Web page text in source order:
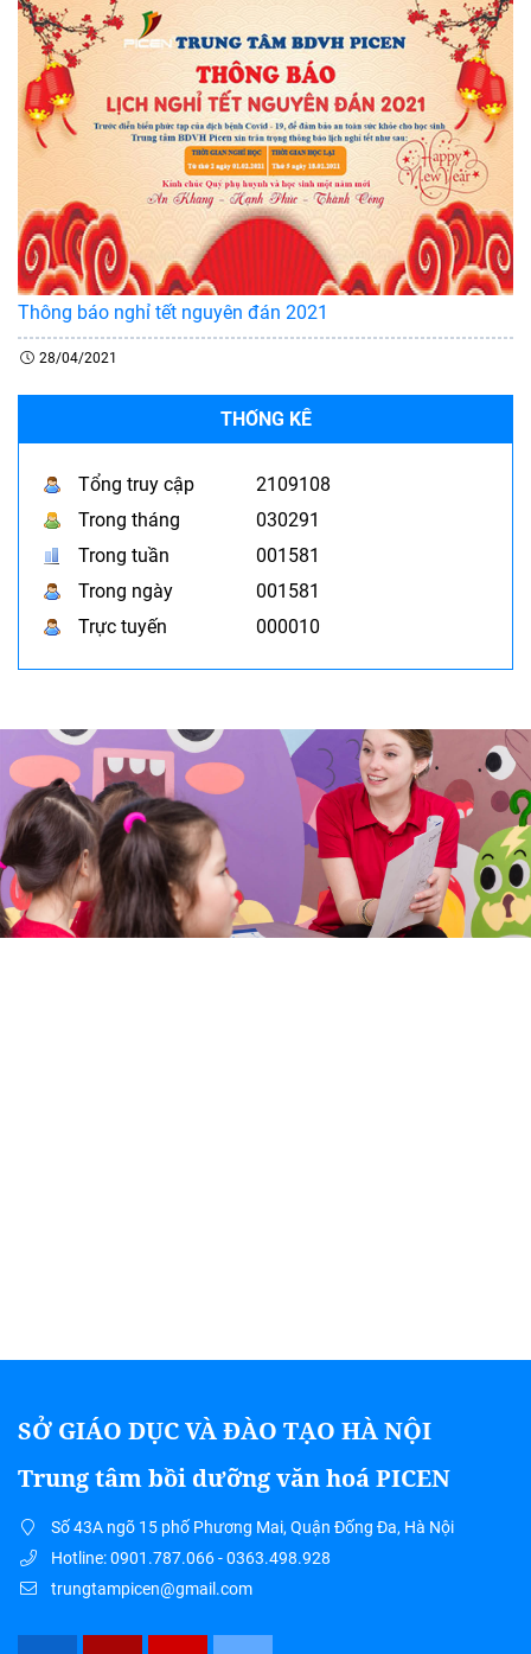
Thông báo nghỉ tết nguyên đán 2021
28/04/2021
THỐNG KÊ
Tổng truy cập
2109108
Trong tháng
030291
Trong tuần
001581
Trong ngày
001581
Trực tuyến
000010
SỞ GIÁO DỤC VÀ ĐÀO TẠO HÀ NỘI
Trung tâm bồi dưỡng văn hoá PICEN
Số 43A ngõ 15 phố Phương Mai, Quận Đống Đa, Hà Nội
Hotline: 0901.787.066 - 0363.498.928
trungtampicen@gmail.com